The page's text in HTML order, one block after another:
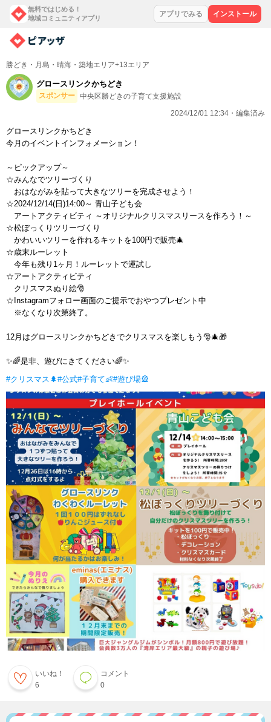
無料ではじめる！
地域コミュニティアプリ
アプリでみる インストール
勝どき・月島・晴海・築地エリア+13エリア
グロースリンクかちどき
スポンサー 中央区勝どきの子育て支援施設
2024/12/01 12:34・編集済み
グロースリンクかちどき
今月のイベントインフォメーション！
～ピックアップ～
☆みんなでツリーづくり
おはながみを貼って大きなツリーを完成させよう！
☆2024/12/14(日)14:00～ 青山子ども会
アートアクティビティ ～オリジナルクリスマスリースを作ろう！～
☆松ぼっくりツリーづくり
かわいいツリーを作れるキットを100円で販売🎄
☆歳末ルーレット
今年も残り1ヶ月！ルーレットで運試し
☆アートアクティビティ
クリスマスぬり絵🎅
☆Instagramフォロー画面のご提示でおやつプレゼント中
※なくなり次第終了。
12月はグロースリンクかちどきでクリスマスを楽しもう🎅🎄🎁
✨🌈是非、遊びにきてください🌈✨
#クリスマス🌲#公式#子育て👶#遊び場🎡
いいね！
6
コメント
0